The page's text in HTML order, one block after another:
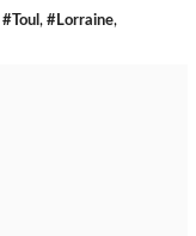
#Toul , #Lorraine,